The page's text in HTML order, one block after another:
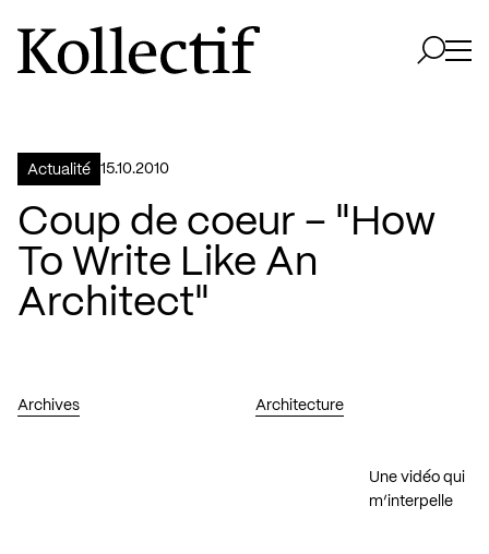
Aller à la page d'accueil
Logo Kollectif
Actualité 15.10.2010
Coup de coeur – "How
To Write Like An
Architect"
Archives Architecture
Une vidéo qui
m’interpelle